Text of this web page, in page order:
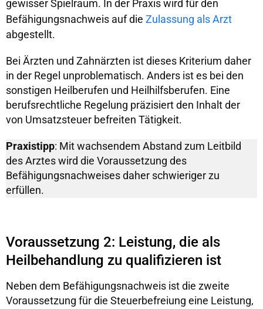
gewisser Spielraum. In der Praxis wird für den
Befähigungsnachweis auf die Zulassung als Arzt
abgestellt.
Bei Ärzten und Zahnärzten ist dieses Kriterium daher
in der Regel unproblematisch. Anders ist es bei den
sonstigen Heilberufen und Heilhilfsberufen. Eine
berufsrechtliche Regelung präzisiert den Inhalt der
von Umsatzsteuer befreiten Tätigkeit.
Praxistipp: Mit wachsendem Abstand zum Leitbild
des Arztes wird die Voraussetzung des
Befähigungsnachweises daher schwieriger zu
erfüllen.
Voraussetzung 2: Leistung, die als
Heilbehandlung zu qualifizieren ist
Neben dem Befähigungsnachweis ist die zweite
Voraussetzung für die Steuerbefreiung eine Leistung,